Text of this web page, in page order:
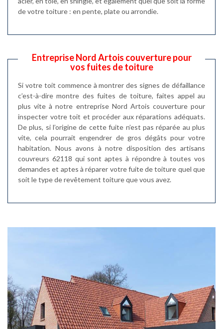
de votre toiture : en pente, plate ou arrondie.
Entreprise Nord Artois couverture pour
vos fuites de toiture
Si votre toit commence à montrer des signes de défaillance
c’est-à-dire montre des fuites de toiture, faites appel au
plus vite à notre entreprise Nord Artois couverture pour
inspecter votre toit et procéder aux réparations adéquats.
De plus, si l’origine de cette fuite n’est pas réparée au plus
vite, cela pourrait engendrer de gros dégâts pour votre
habitation. Nous avons à notre disposition des artisans
couvreurs 62118 qui sont aptes à répondre à toutes vos
demandes et aptes à réparer votre fuite de toiture quel que
soit le type de revêtement toiture que vous avez.